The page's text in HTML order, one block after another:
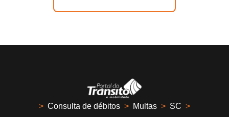
> Consulta de débitos > Multas > SC >